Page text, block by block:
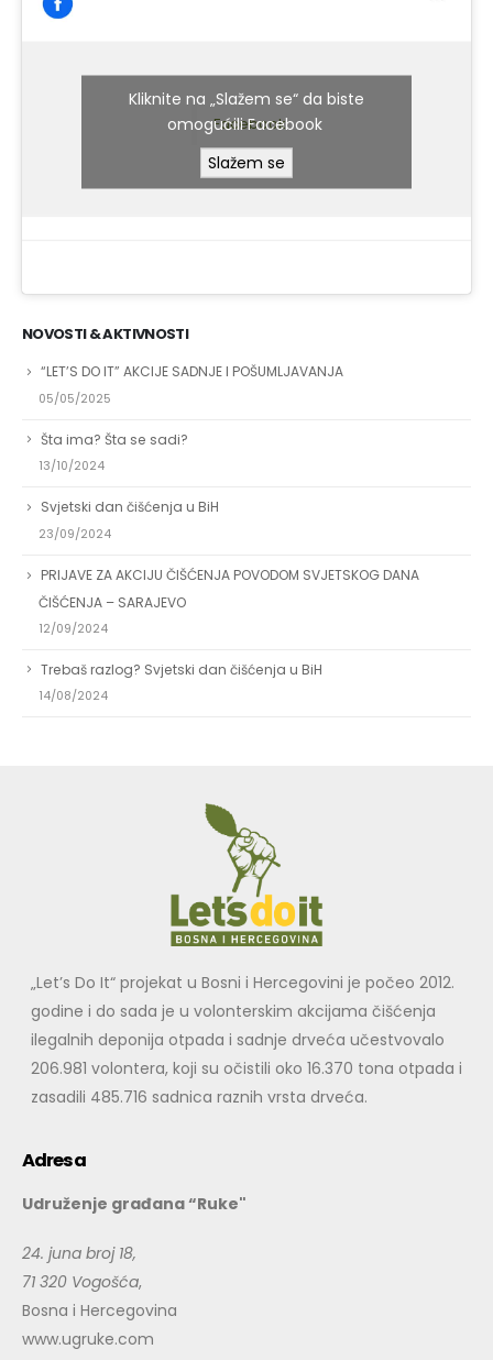
Facebook
Kliknite na „Slažem se“ da biste
omogućili Facebook
Slažem se
NOVOSTI & AKTIVNOSTI
“LET’S DO IT” AKCIJE SADNJE I POŠUMLJAVANJA
05/05/2025
Šta ima? Šta se sadi?
13/10/2024
Svjetski dan čišćenja u BiH
23/09/2024
PRIJAVE ZA AKCIJU ČIŠĆENJA POVODOM SVJETSKOG DANA
ČIŠĆENJA – SARAJEVO
12/09/2024
Trebaš razlog? Svjetski dan čišćenja u BiH
14/08/2024
„Let’s Do It“ projekat u Bosni i Hercegovini je počeo 2012.
godine i do sada je u volonterskim akcijama čišćenja
ilegalnih deponija otpada i sadnje drveća učestvovalo
206.981 volontera, koji su očistili oko 16.370 tona otpada i
zasadili 485.716 sadnica raznih vrsta drveća.
Adresa
Udruženje građana “Ruke"
24. juna broj 18,
71 320 Vogošća,
Bosna i Hercegovina
www.ugruke.com